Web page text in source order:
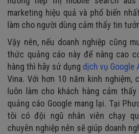
marketing hiệu quả và phổ biến
làm cho người dùng cảm thấy tin
Vậy nên, nếu doanh nghiệp cũng
thức quảng cáo này để nâng cao
hàng thì hãy sử dụng dịch vụ Google
Vina. Với hơn 10 năm kinh nghiệm,
luôn làm cho khách hàng cảm
quảng cáo Google mang lại. Tại
tôi có đội ngũ nhân viên chạy
chuyên nghiệp nên sẽ giúp doanh